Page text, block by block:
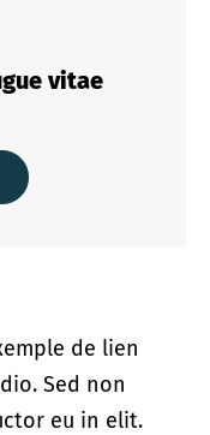
vitae
de lien
Sed non
eu in elit.